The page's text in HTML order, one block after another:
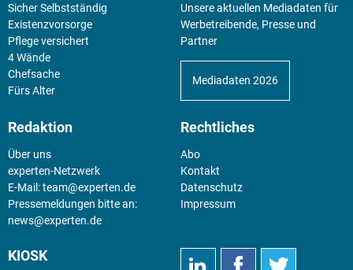
Sicher Selbstständig
Existenz­vorsorge
Pflege versichert
4 Wände
Chefsache
Fürs Alter
Unsere aktuellen Mediadaten für
Werbetreibende, Presse und
Partner
Mediadaten 2026
Redaktion
Über uns
experten-Netzwerk
E-Mail:team@experten.de
Pressemeldungen bitte an:
news@experten.de
Rechtliches
Abo
Kontakt
Datenschutz
Impressum
KIOSK